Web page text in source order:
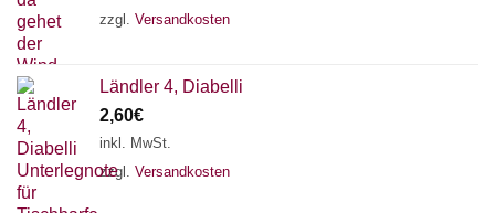
zzgl. Versandkosten
Ländler 4, Diabelli
2,60€
inkl. MwSt.
zzgl. Versandkosten